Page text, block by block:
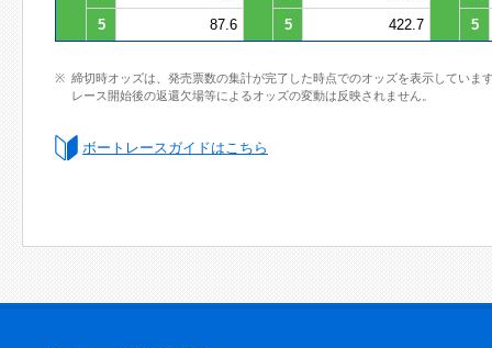
5
87.6 5 422.7 5
締切時オッズは、発売票数の集計が完了した時点でのオッズを表示していま
レース開始後の返還欠場等によるオッズの変動は反映されません。
ボートレースガイドはこちら